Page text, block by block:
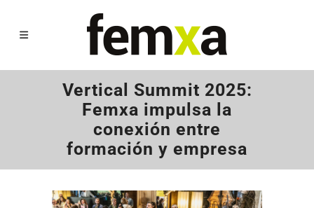
Vertical Summit 2025:
Femxa impulsa la
conexión entre
formación y empresa